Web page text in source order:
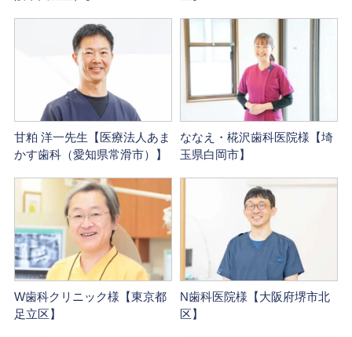
甘粕 洋一先生【医療法人あま
かす歯科（愛知県常滑市）】
ななえ・椛沢歯科医院様【埼
玉県白岡市】
W歯科クリニック様【東京都
足立区】
N歯科医院様【大阪府堺市北
区】